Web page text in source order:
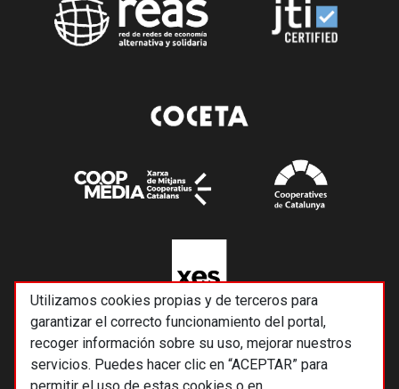
Utilizamos cookies propias y de terceros para
garantizar el correcto funcionamiento del portal,
recoger información sobre su uso, mejorar nuestros
servicios. Puedes hacer clic en “ACEPTAR” para